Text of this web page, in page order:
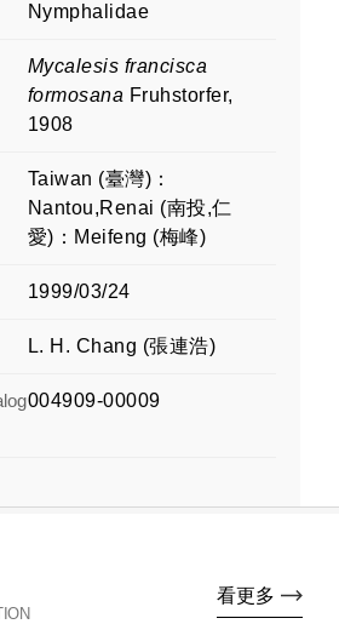
Nymphalidae
Mycalesis francisca
formosana Fruhstorfer,
1908
Taiwan (臺灣)：
Nantou,Renai (南投,仁
愛)：Meifeng (梅峰)
1999/03/24
L. H. Chang (張連浩)
004909-00009
看更多